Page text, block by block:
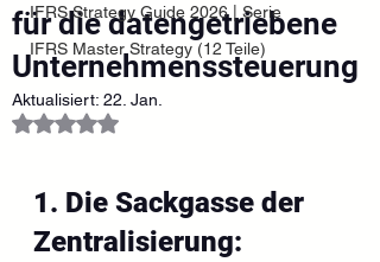
IFRS Strategy Guide 2026 | Serie
IFRS Master Strategy (12 Teile)
für die datengetriebene
Unternehmenssteuerung
Aktualisiert: 22. Jan.
Mit NaN von 5 Sternen bewertet.
1. Die Sackgasse der
Zentralisierung: